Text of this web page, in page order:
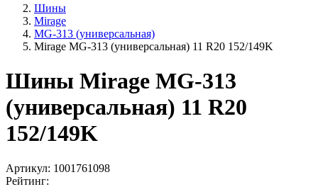
Шины
Mirage
MG-313 (универсальная)
Mirage MG-313 (универсальная) 11 R20 152/149K
Шины Mirage MG-313
(универсальная) 11 R20
152/149K
Артикул: 1001761098
Рейтинг: